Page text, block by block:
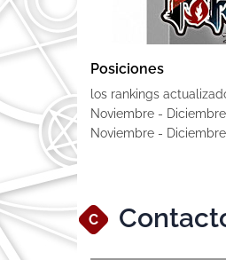
Posiciones
los rankings
Noviembre -
Noviembre -
C